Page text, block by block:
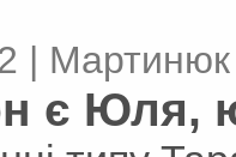
| Мартинюк
є Юля,